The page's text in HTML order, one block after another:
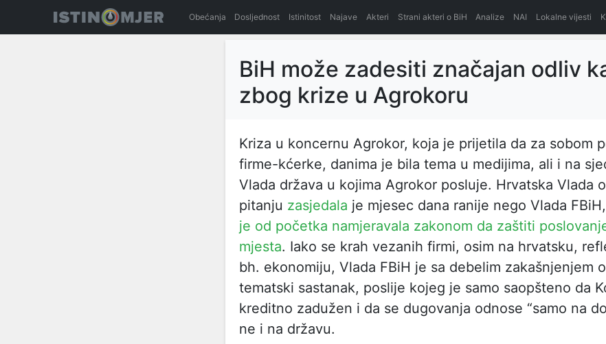
Obećanja Dosljednost Istinitost Najave Akteri Strani akteri o BiH Analize NAI Lokalne vijesti
BiH može zadesiti značajan odliv
zbog krize u Agrokoru
Kriza u koncernu Agrokor, koja je prijetila da za sobom
firme-kćerke, danima je bila tema u medijima, ali i na
Vlada država u kojima Agrokor posluje. Hrvatska Vlada
pitanju zasjedala je mjesec dana ranije nego Vlada
je od početka namjeravala zakonom da zaštiti
mjesta. Iako se krah vezanih firmi, osim na hrvatsku,
bh. ekonomiju, Vlada FBiH je sa debelim zakašnjenjem
tematski sastanak, poslije kojeg je samo saopšteno da
kreditno zadužen i da se dugovanja odnose “samo na
ne i na državu.